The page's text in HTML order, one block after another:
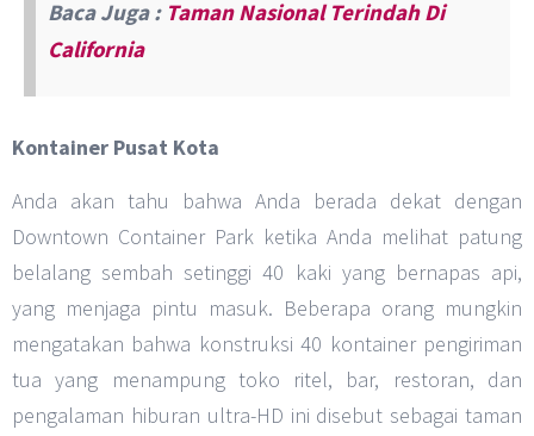
Baca Juga : Taman Nasional Terindah Di
California
Kontainer Pusat Kota
Anda akan tahu bahwa Anda berada dekat dengan
Downtown Container Park ketika Anda melihat patung
belalang sembah setinggi 40 kaki yang bernapas api,
yang menjaga pintu masuk. Beberapa orang mungkin
mengatakan bahwa konstruksi 40 kontainer pengiriman
tua yang menampung toko ritel, bar, restoran, dan
pengalaman hiburan ultra-HD ini disebut sebagai taman